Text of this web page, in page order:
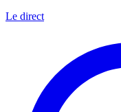
Le direct